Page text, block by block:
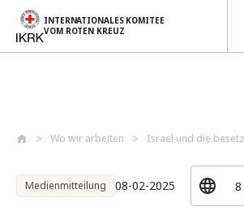
INTERNATIONALES KOMITEE
VOM ROTEN KREUZ
Wo wir arbeiten Israel und die
Medienmitteilung 08-02-2025